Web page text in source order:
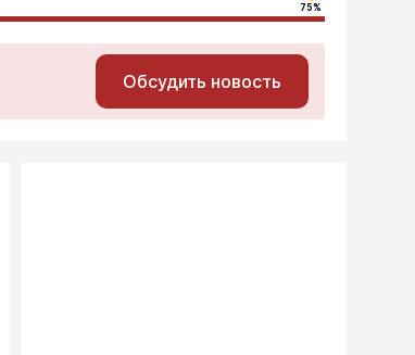
75%
Обсудить новость